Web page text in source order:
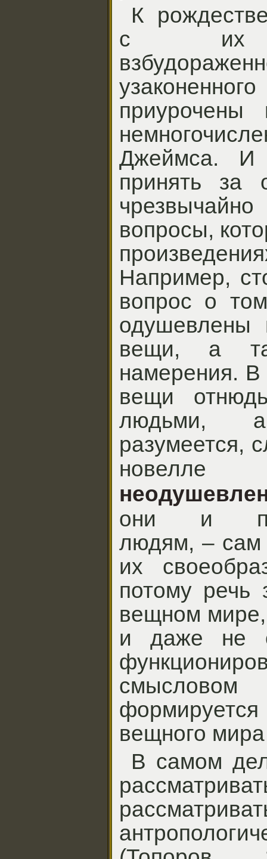
К
с их
Джеймса. И
принять за
вопросы,
Например,
вопрос о
одушевлены
вещи, а
намерения. В
вещи
людьми,
разумеется,
они и
людям, – сам
их
потому речь
вещном
и даже не
вещного мира
В самом